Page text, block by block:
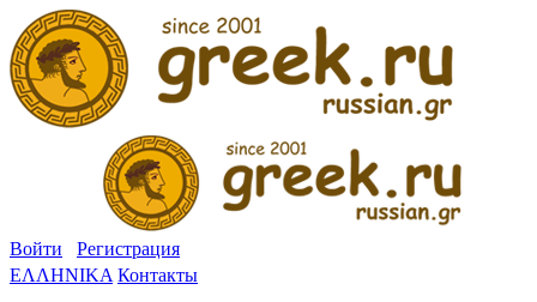
Войти
Регистрация
ΕΛΛΗΝΙΚΑ Контакты